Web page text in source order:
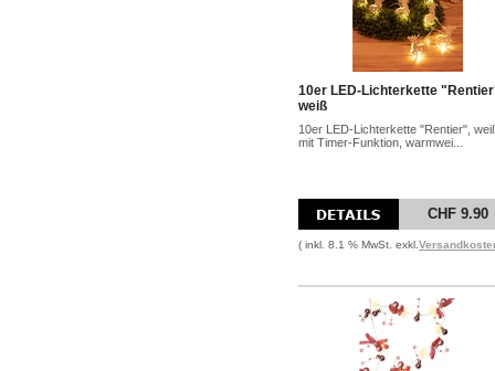
10er LED-Lichterkette
weiß
10er LED-Lichterkette "Rentier",
mit Timer-Funktion, warmwei...
CHF 9.90
( inkl. 8.1 % MwSt. exkl.